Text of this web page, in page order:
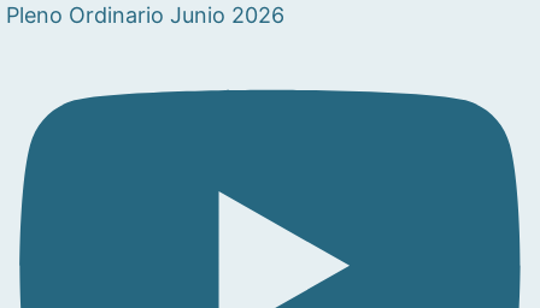
Pleno Ordinario Junio 2026